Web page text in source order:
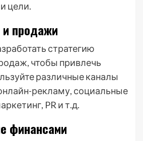
цели.
и продажи
стратегию
чтобы привлечь
различные каналы
рекламу, социальные
PR и т.д.
финансами